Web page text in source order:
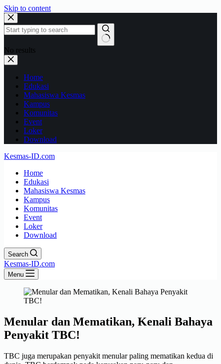
Skip to content
No results
Home
Edukasi
Mahasiswa Kesmas
Kampus
Komunitas
Event
Loker
Download
Kesmas-ID.com
Home
Edukasi
Mahasiswa Kesmas
Kampus
Komunitas
Event
Loker
Download
Search
Kesmas-ID.com
Menu
Menular dan Mematikan, Kenali Bahaya
Penyakit TBC!
TBC juga merupakan penyakit menular paling mematikan kedua di